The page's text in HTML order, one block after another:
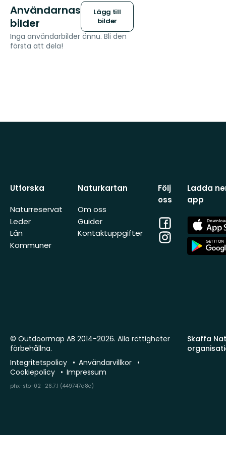
Användarnas
bilder
Lägg till
bilder
Inga användarbilder ännu. Bli den
första att dela!
Utforska
Naturreservat
Leder
Län
Kommuner
Naturkartan
Om oss
Guider
Kontaktuppgifter
Följ
oss
Facebook
Instagram
Ladda
app
App
Store
App
Store
Skaffa
© Outdoormap AB 2014-2026. Alla rättigheter
förbehållna.
Integritetspolicy
Användarvillkor
Cookiepolicy
Impressum
phx-sto-02 · 26.7.1 (449747a8c)